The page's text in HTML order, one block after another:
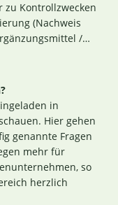
zu Kontrollzwecken
(Nachweis
des Codex
EG Nr. 852 / 2004
aktuelle
hinaus beginnt
nach GMP-
Kriterium.
untersuchen
in
Hier gehen
genannte Fragen
mehr für
so
herzlich